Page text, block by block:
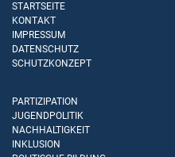
STARTSEITE
KONTAKT
IMPRESSUM
DATENSCHUTZ
SCHUTZKONZEPT
PARTIZIPATION
JUGENDPOLITIK
NACHHALTIGKEIT
INKLUSION